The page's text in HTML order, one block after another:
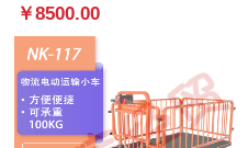
￥8500.00